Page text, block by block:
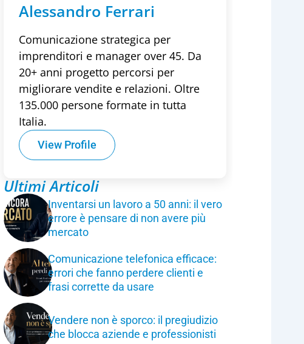
Alessandro Ferrari
Comunicazione strategica per
imprenditori e manager over 45. Da
20+ anni progetto percorsi per
migliorare vendite e relazioni. Oltre
135.000 persone formate in tutta
Italia.
View Profile
Ultimi Articoli
Inventarsi un lavoro a 50 anni: il vero
errore è pensare di non avere più
mercato
Comunicazione telefonica efficace:
errori che fanno perdere clienti e
frasi corrette da usare
Vendere non è sporco: il pregiudizio
che blocca aziende e professionisti